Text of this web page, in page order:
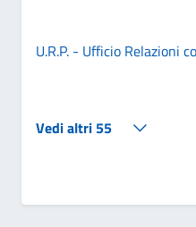
U.R.P. - Ufficio Relazioni
Vedi altri 55